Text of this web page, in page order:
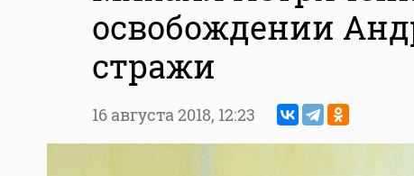
освобождении
стражи
16 августа 2018, 12:23